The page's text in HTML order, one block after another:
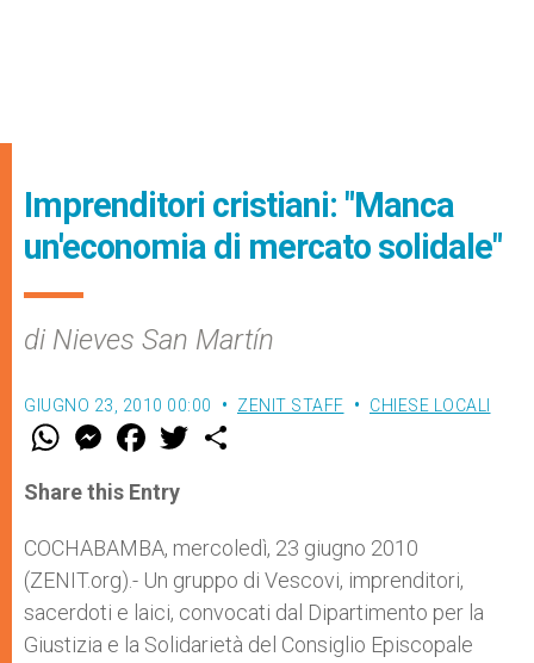
Imprenditori cristiani: "Manca
un'economia di mercato solidale"
di Nieves San Martín
GIUGNO 23, 2010 00:00 ZENIT STAFF CHIESE LOCALI
W
t
s
p
p
M
e
s
e
g
e
r
F
a
e
b
o
k
w
r
Share this Entry
COCHABAMBA, mercoledì, 23 giugno 2010
(ZENIT.org).- Un gruppo di Vescovi, imprenditori,
sacerdoti e laici, convocati dal Dipartimento per la
Giustizia e la Solidarietà del Consiglio Episcopale